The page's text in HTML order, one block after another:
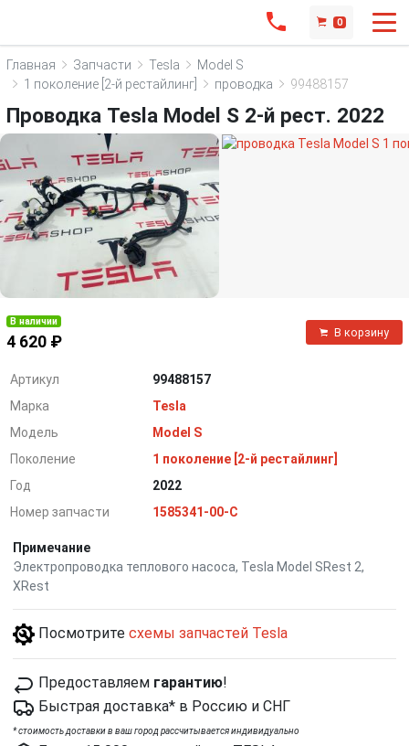
0
Главная Запчасти Tesla
Model S
1 поколение [2-й рестайлинг]
проводка 99488157
Проводка Tesla Model S 2-й рест. 2022
В наличии
4 620 ₽
В корзину
Артикул
99488157
Марка
Tesla
Модель
Model S
Поколение
1 поколение [2-й рестайлинг]
Год
2022
Номер запчасти
1585341-00-C
Примечание
Электропроводка теплового насоса, Tesla Model SRest 2,
XRest
Посмотрите схемы запчастей Tesla
Предоставляем гарантию!
Быстрая доставка* в Россию и СНГ
*cтоимость доставки в ваш город рассчитывается индивидуально